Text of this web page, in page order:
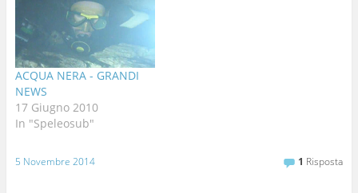
ACQUA NERA - GRANDI
NEWS
17 Giugno 2010
In "Speleosub"
5 Novembre 2014 1 Risposta